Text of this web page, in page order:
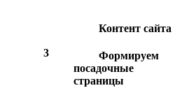
3
Контент сайта
Формируем
посадочные
страницы